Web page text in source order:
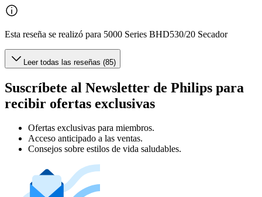
Esta reseña se realizó para 5000 Series BHD530/20 Secador
Leer todas las reseñas (85)
Suscríbete al Newsletter de Philips para
recibir ofertas exclusivas
Ofertas exclusivas para miembros.
Acceso anticipado a las ventas.
Consejos sobre estilos de vida saludables.